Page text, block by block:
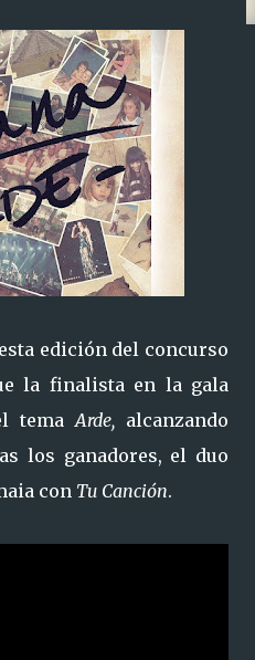
edición del concurso
la finalista en la gala
temaArde, alcanzando
los ganadores, el duo
con Tu Canción.